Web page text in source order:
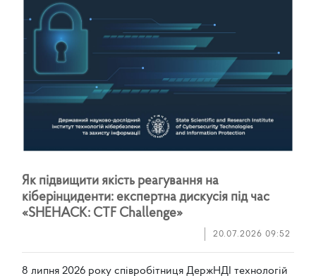
Як підвищити якість реагування на
кіберінциденти: експертна дискусія під час
«SHEHACK: CT F Challenge»
20.07.2026 09:52
8 липня 2026 року співробітниця ДержНДІ технологій